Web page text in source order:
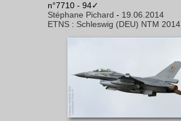
n°7710 - 94✓
Stéphane Pichard - 19.06.2014
ETNS : Schleswig (DEU) NTM 2014